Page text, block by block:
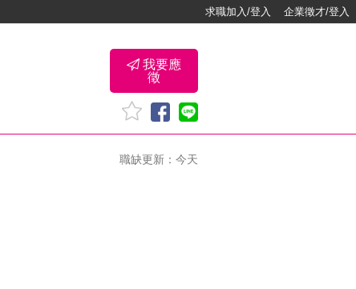
求職加入/登入 企業徵才/登入
我要應
徵
職缺更新：今天